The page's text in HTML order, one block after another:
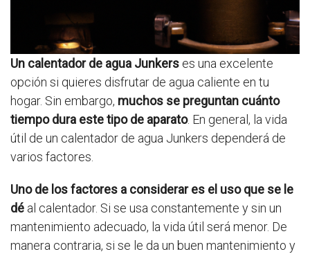
Un calentador de agua Junkers es una excelente
opción si quieres disfrutar de agua caliente en tu
hogar. Sin embargo, muchos se preguntan cuánto
tiempo dura este tipo de aparato. En general, la vida
útil de un calentador de agua Junkers dependerá de
varios factores.
Uno de los factores a considerar es el uso que se le
dé al calentador. Si se usa constantemente y sin un
mantenimiento adecuado, la vida útil será menor. De
manera contraria, si se le da un buen mantenimiento y